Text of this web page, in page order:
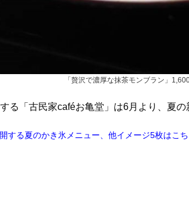
「贅沢で濃厚な抹茶モンブラン」
る「古民家caféお亀堂」は6月より、夏の
する夏のかき氷メニュー、他イメージ5枚はこち